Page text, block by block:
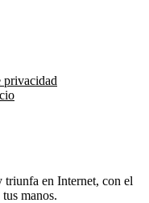
privacidad
en Internet, con el
manos.